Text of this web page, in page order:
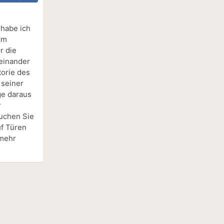
ich
die
des
daraus
Sie
Türen